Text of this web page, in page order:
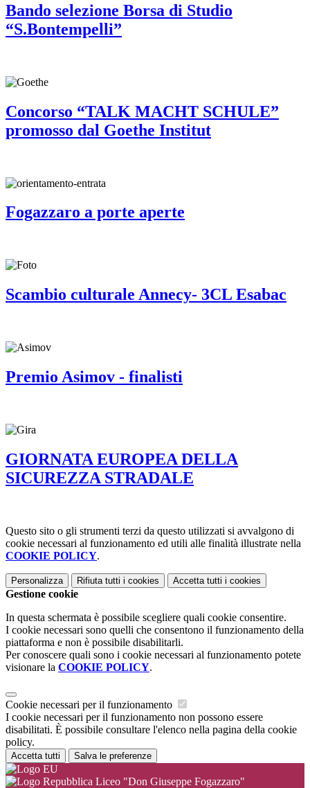
Bando selezione Borsa di Studio
“S.Bontempelli”
Concorso “TALK MACHT SCHULE”
promosso dal Goethe Institut
Fogazzaro a porte aperte
Scambio culturale Annecy- 3CL Esabac
Premio Asimov - finalisti
GIORNATA EUROPEA DELLA
SICUREZZA STRADALE
Questo sito o gli strumenti terzi da questo utilizzati si avvalgono di
cookie necessari al funzionamento ed utili alle finalità illustrate nella
COOKIE POLICY.
Personalizza Rifiuta tutti i cookies Accetta tutti i cookies
Gestione cookie
In questa schermata è possibile scegliere quali cookie consentire.
I cookie necessari sono quelli che consentono il funzionamento della
piattaforma e non è possibile disabilitarli.
Per conoscere quali sono i cookie necessari al funzionamento potete
visionare la COOKIE POLICY.
Cookie necessari per il funzionamento
I cookie necessari per il funzionamento non possono essere
disabilitati. È possibile consultare l'elenco nella pagina della cookie
policy.
Accetta tutti Salva le preferenze
Liceo "Don Giuseppe Fogazzaro"